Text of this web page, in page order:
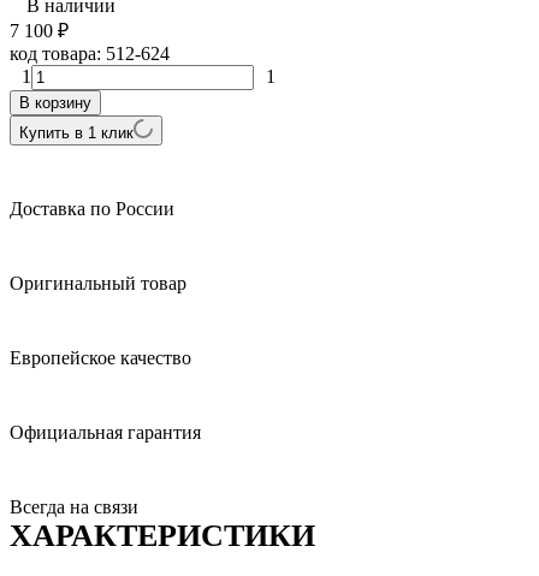
В наличии
7 100 ₽
код товара: 512-624
1
1
В корзину
Купить в 1 клик
Доставка по России
Оригинальный товар
Европейское качество
Официальная гарантия
Всегда на связи
ХАРАКТЕРИСТИКИ